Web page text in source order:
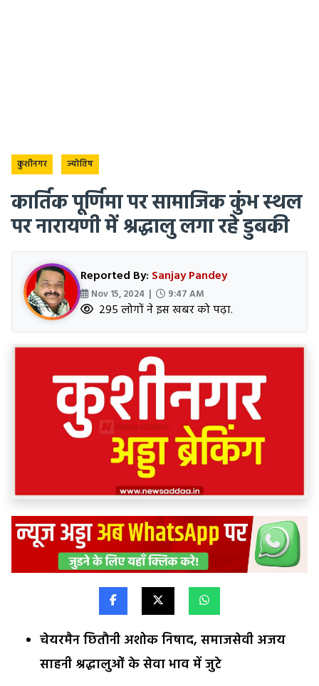
कुशीनगर ज्योतिष
कार्तिक पूर्णिमा पर सामाजिक कुंभ स्थल
पर नारायणी में श्रद्धालु लगा रहे डुबकी
Reported By: Sanjay Pandey
Nov 15, 2024 | 9:47 AM
295 लोगों ने इस खबर को पढ़ा.
चेयरमैन छितौनी अशोक निषाद, समाजसेवी अजय
साहनी श्रद्धालुओं के सेवा भाव में जुटे